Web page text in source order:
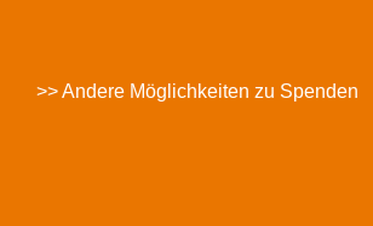
>> Andere Möglichkeiten zu Spenden